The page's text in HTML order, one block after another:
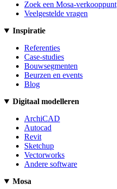
Zoek een Mosa-verkooppunt
Veelgestelde vragen
Inspiratie
Referenties
Case-studies
Bouwsegmenten
Beurzen en events
Blog
Digitaal modelleren
ArchiCAD
Autocad
Revit
Sketchup
Vectorworks
Andere software
Mosa